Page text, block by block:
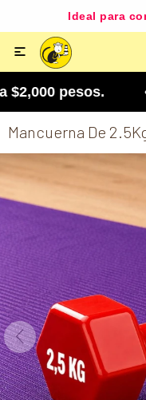
Ideal para

$2,000 pesos. •
Mancuerna De